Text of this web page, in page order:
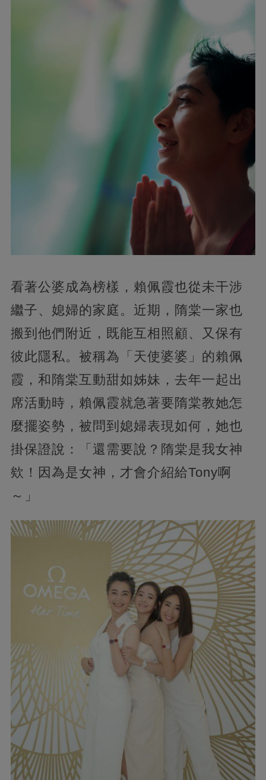
看著公婆成為榜樣，賴佩霞也從未干涉
繼子、媳婦的家庭。近期，隋棠一家也
搬到他們附近，既能互相照顧、又保有
彼此隱私。被稱為「天使婆婆」的賴佩
霞，和隋棠互動甜如姊妹，去年一起出
席活動時，賴佩霞就急著要隋棠教她怎
麼擺姿勢，被問到媳婦表現如何，她也
掛保證說：「還需要說？隋棠是我女神
欸！因為是女神，才會介紹給Tony啊
～」